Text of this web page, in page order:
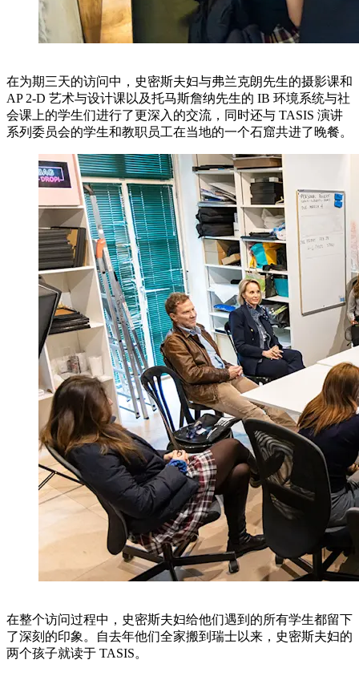
在为期三天的访问中，史密斯夫妇与弗兰克朗先生的摄影课和
AP 2-D 艺术与设计课以及托马斯詹纳先生的 IB 环境系统与社
会课上的学生们进行了更深入的交流，同时还与 TASIS 演讲
系列委员会的学生和教职员工在当地的一个石窟共进了晚餐。
在整个访问过程中，史密斯夫妇给他们遇到的所有学生都留下
了深刻的印象。自去年他们全家搬到瑞士以来，史密斯夫妇的
两个孩子就读于 TASIS。